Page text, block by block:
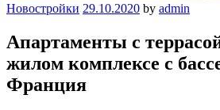
Новостройки 29.10.2020 by admin
Апартаменты с
жилом комплексе с
Франция